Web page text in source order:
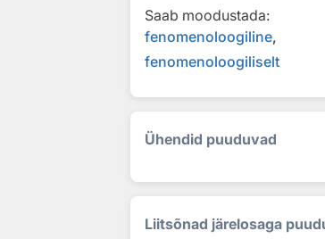
Saab moodustada:
fenomenoloogiline
fenomenoloogiliselt
Ühendid puuduvad
Liitsõnad järelosaga